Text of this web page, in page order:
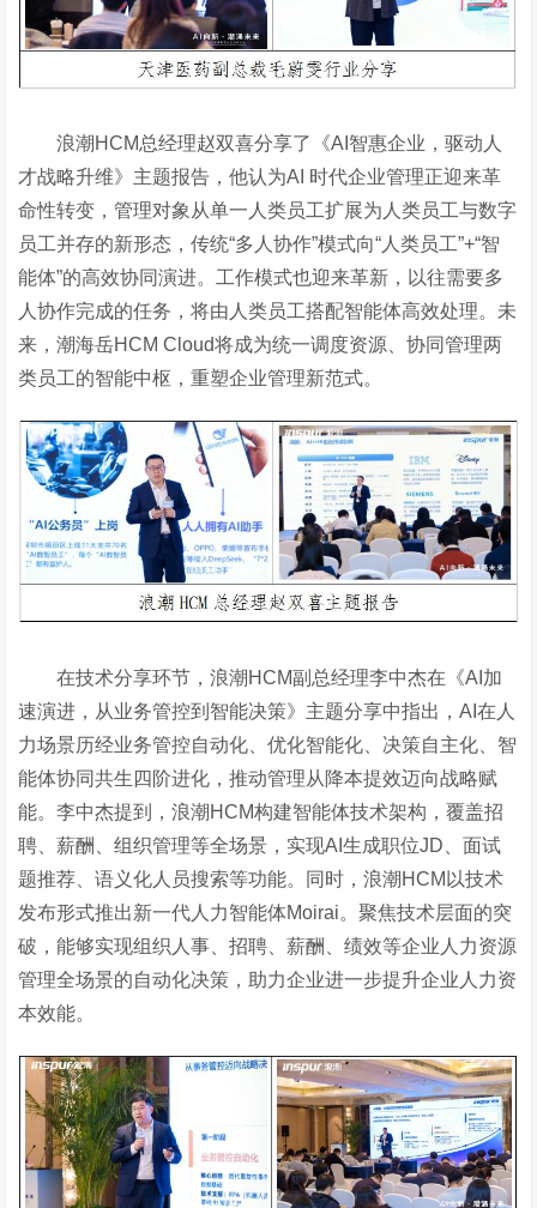
浪潮 HCM总经理赵双喜分享了《AI智惠企业，驱动人
才战略升维》主题报告，他认为AI 时代企业管理正迎来革
命性转变，管理对象从单一人类员工扩展为人类员工与数字
员工并存的新形态，传统“多人协作”模式向“人类员工”+“智
能体”的高效协同演进。工作模式也迎来革新，以往需要多
人协作完成的任务，将由人类员工搭配智能体高效处理。未
来，潮海岳HCM Cloud将成为统一调度资源、协同管理两
类员工的智能中枢，重塑企业管理新范式。
在技术分享环节，浪潮 HCM副总经理李中杰在《AI加
速演进，从业务管控到智能决策》主题分享中指出，AI在人
力场景历经业务管控自动化、优化智能化、决策自主化、智
能体协同共生四阶进化，推动管理从降本提效迈向战略赋
能。李中杰提到，浪潮HCM构建智能体技术架构，覆盖招
聘、薪酬、组织管理等全场景，实现AI生成职位JD、面试
题推荐、语义化人员搜索等功能。同时，浪潮HCM以技术
发布形式推出新一代人力智能体Moirai。聚焦技术层面的突
破，能够实现组织人事、招聘、薪酬、绩效等企业人力资源
管理全场景的自动化决策，助力企业进一步提升企业人力资
本效能。